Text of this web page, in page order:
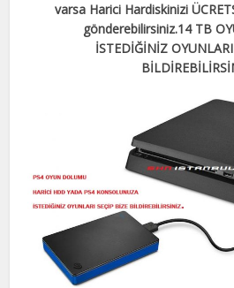
varsa Harici Hardiskinizi
gönderebilirsiniz.14 TB
İSTEDİĞİNİZ